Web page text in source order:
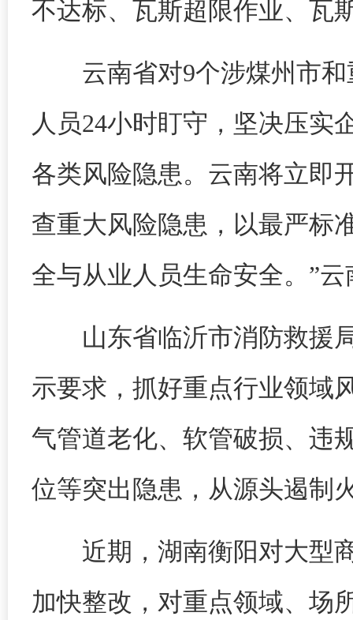
不达标、瓦斯超限作业、瓦
云南省对9个涉煤州市
人员24小时盯守，坚决压实
各类风险隐患。云南将立即
查重大风险隐患，以最严标
全与从业人员生命安全。”
山东省临沂市消防救援
示要求，抓好重点行业领域
气管道老化、软管破损、违
位等突出隐患，从源头遏制
近期，湖南衡阳对大型
加快整改，对重点领域、场